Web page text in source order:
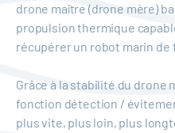
drone maître (drone mère)
propulsion thermique
récupérer un robot marin de
Grâce à la stabilité du drone
fonction détection /
plus vite, plus loin, plus